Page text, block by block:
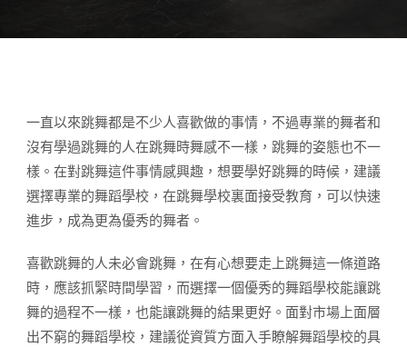
一直以來跳舞都是不少人喜歡做的事情，不過專業的舞者和
沒有學過跳舞的人在跳舞時舞感不一樣，跳舞的姿態也不一
樣。在對跳舞這件事情感興趣，想要學好跳舞的時候，建議
選擇專業的舞蹈學校，在跳舞學校裏面接受教育，可以快速
進步，成為更為優秀的舞者。
喜歡跳舞的人未必會跳舞，在有心想要走上跳舞這一條道路
時，應該抓緊時間學習，而選擇一個優秀的舞蹈學校能讓跳
舞的過程不一樣，也能讓跳舞的結果更好。面對市場上面層
出不窮的舞蹈學校，建議從資質方面入手瞭解舞蹈學校的具